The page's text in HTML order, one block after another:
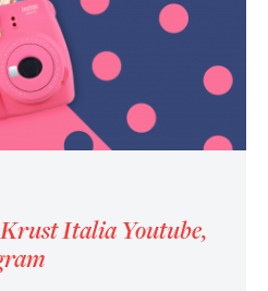
Italia Youtube,